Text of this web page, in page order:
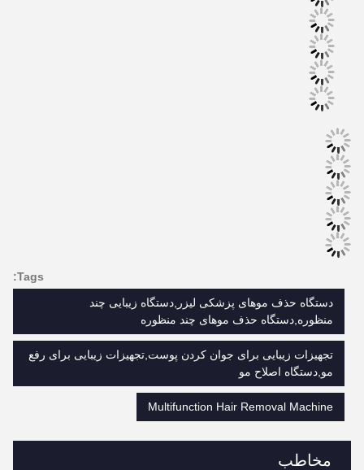
مخاطب
Tags:
دستگاه حذف موهای پزشکی لیزر,دستگاه زیبایی چند
منظوره,دستگاه حذف موهای چند منظوره
تجهیزات زیبایی برای جوان کردن پوست,تجهیزات زیبایی برای رفع
مو,دستگاه اصلاح مو
Multifunction Hair Removal Machine